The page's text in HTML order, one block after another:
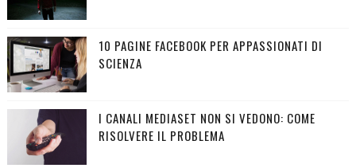
10 PAGINE FACEBOOK PER APPASSIONATI DI
SCIENZA
I CANALI MEDIASET NON SI VEDONO: COME
RISOLVERE IL PROBLEMA